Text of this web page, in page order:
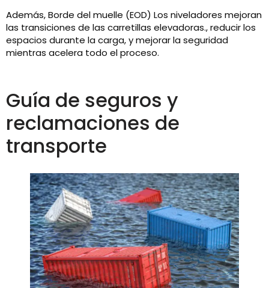
Además, Borde del muelle (EOD) Los niveladores mejoran
las transiciones de las carretillas elevadoras., reducir los
espacios durante la carga, y mejorar la seguridad
mientras acelera todo el proceso.
Guía de seguros y
reclamaciones de
transporte